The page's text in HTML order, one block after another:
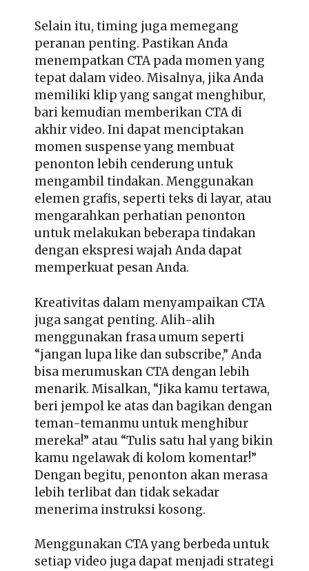
Selain itu, timing juga memegang
peranan penting. Pastikan Anda
menempatkan CTA pada momen yang
tepat dalam video. Misalnya, jika Anda
memiliki klip yang sangat menghibur,
bari kemudian memberikan CTA di
akhir video. Ini dapat menciptakan
momen suspense yang membuat
penonton lebih cenderung untuk
mengambil tindakan. Menggunakan
elemen grafis, seperti teks di layar, atau
mengarahkan perhatian penonton
untuk melakukan beberapa tindakan
dengan ekspresi wajah Anda dapat
memperkuat pesan Anda.
Kreativitas dalam menyampaikan CTA
juga sangat penting. Alih-alih
menggunakan frasa umum seperti
“jangan lupa like dan subscribe,” Anda
bisa merumuskan CTA dengan lebih
menarik. Misalkan, “Jika kamu tertawa,
beri jempol ke atas dan bagikan dengan
teman-temanmu untuk menghibur
mereka!” atau “Tulis satu hal yang bikin
kamu ngelawak di kolom komentar!”
Dengan begitu, penonton akan merasa
lebih terlibat dan tidak sekadar
menerima instruksi kosong.
Menggunakan CTA yang berbeda untuk
setiap video juga dapat menjadi strategi